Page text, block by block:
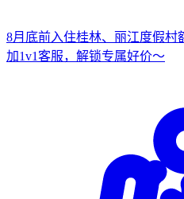
8月底前入住桂林、丽江度假村
加1v1客服，解锁专属好价～